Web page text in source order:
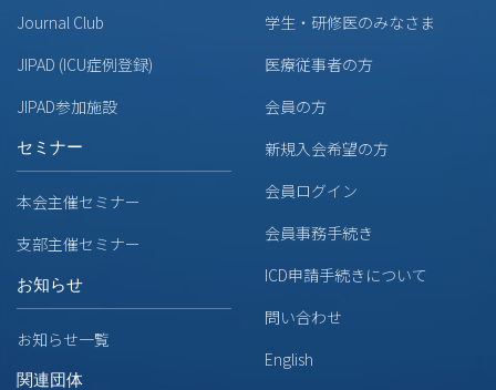
Journal Club
JIPAD (ICU症例登録)
JIPAD参加施設
セミナー
本会主催セミナー
支部主催セミナー
お知らせ
お知らせ一覧
関連団体
学生・研修医のみなさま
医療従事者の方
会員の方
新規入会希望の方
会員ログイン
会員事務手続き
ICD申請手続きについて
問い合わせ
English